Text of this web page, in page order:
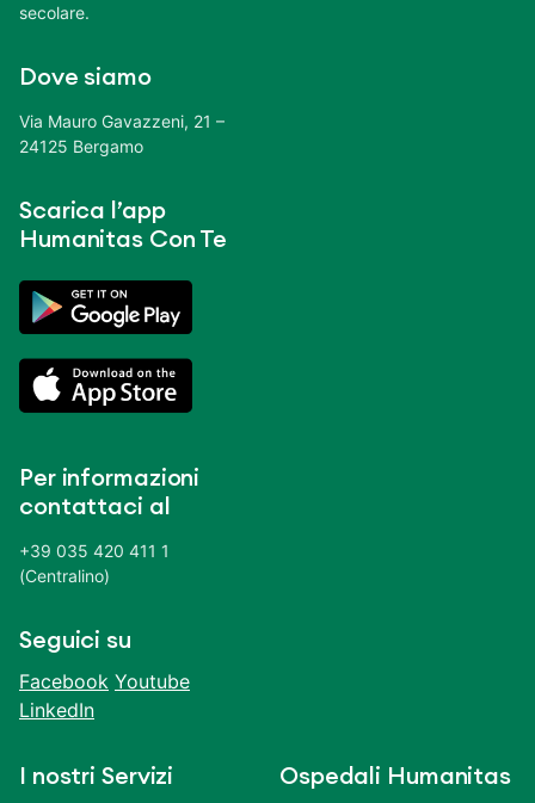
secolare.
Dove siamo
Via Mauro Gavazzeni, 21 –
24125 Bergamo
Scarica l’app
Humanitas Con Te
Per informazioni
contattaci al
+39 035 420 411 1
(Centralino)
Seguici su
Facebook Youtube
LinkedIn
I nostri Servizi Ospedali Humanitas